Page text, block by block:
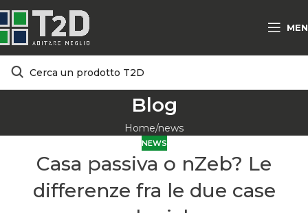
Blog
Home news
NEWS
Casa passiva o nZeb? Le
differenze fra le due case